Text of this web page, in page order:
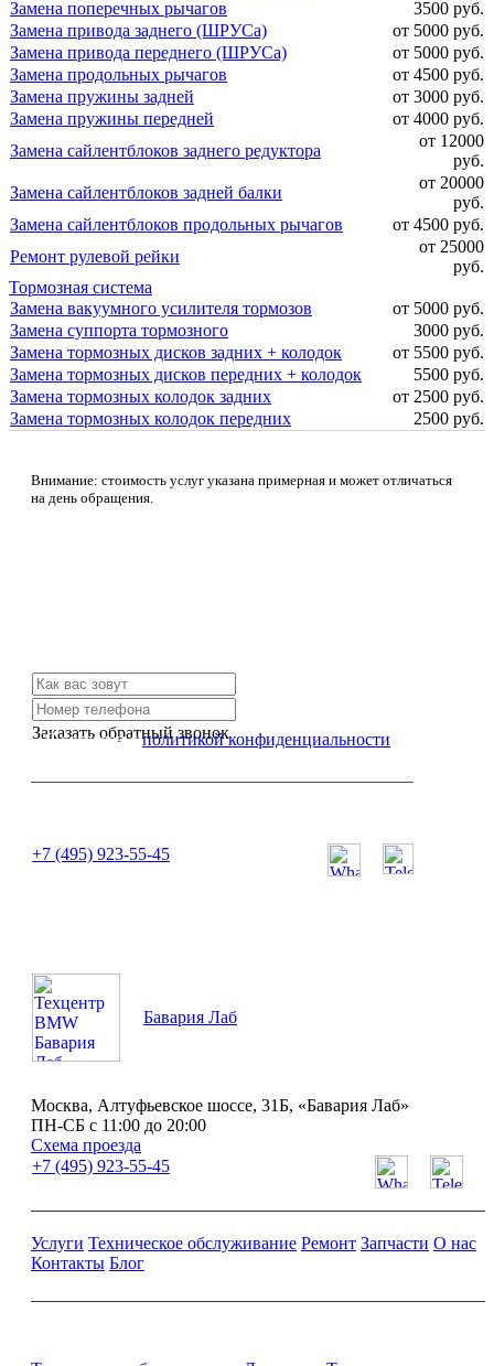
Замена поперечных рычагов
3500 руб.
Замена привода заднего (ШРУСа)
от 5000 руб.
Замена привода переднего (ШРУСа)
от 5000 руб.
Замена продольных рычагов
от 4500 руб.
Замена пружины задней
от 3000 руб.
Замена пружины передней
от 4000 руб.
Замена сайлентблоков заднего редуктора
от 12000
руб.
Замена сайлентблоков задней балки
от 20000
руб.
Замена сайлентблоков продольных рычагов
от 4500 руб.
Ремонт рулевой рейки
от 25000
руб.
Тормозная система
Замена вакуумного усилителя тормозов
от 5000 руб.
Замена суппорта тормозного
3000 руб.
Замена тормозных дисков задних + колодок
от 5500 руб.
Замена тормозных дисков передних + колодок
5500 руб.
Замена тормозных колодок задних
от 2500 руб.
Замена тормозных колодок передних
2500 руб.
Внимание: стоимость услуг указана примерная и может отличаться
на день обращения.
Заказать обратный звонок
Я согласен сполитикой конфиденциальности
+7 (495) 923-55-45
Бавария Лаб
Москва, Алтуфьевское шоссе, 31Б, «Бавария Лаб»
ПН-СБ с 11:00 до 20:00
Схема проезда
+7 (495) 923-55-45
Услуги Техническое обслуживание Ремонт Запчасти О нас
Контакты Блог